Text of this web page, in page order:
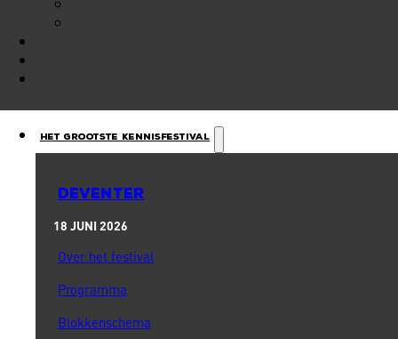
Het Grootste Kennisfestival
DEVENTER
18 JUNI 2026
Over het festival
Programma
Blokkenschema